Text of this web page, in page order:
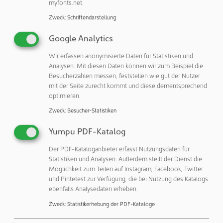
Industriepartnern
über 12.000 Prozessstarts verzeichnen. »Die entwickelten
Chemiepakete und Produkte können unmittelbar in den
industriellen Prozessen unserer Kunden angewendet
werden«, sagt Dr. Benjamin Lilienthal-Uhlig, Leiter des
Geschäftsfeldes Next Generation Computing am
Fraunhofer IPMS. Sie dienen beispielweise der Fertigung
von Verdrahtungsstrukturen in miniaturisierten
sind die Produkte bei der Herstellung von Interposern,
Chiplets und 3D-Packages für Umverdrahtungsstrukturen
(Pillar, RDL, TSV) von Bedeutung oder bilden die
Metalllagen beim Wafer-to-Wafer-Hybridbonden.
Im Juni 2014 gründeten das Forschungsinstitut und der
Chemiekonzern die Zusammenarbeit im Rahmen der am
myfonts.net.
Zweck: Schriftendarstellung
Google Analytics
Wir erfassen anonymisierte Daten für Statistiken und
Analysen. Mit diesen Daten können wir zum Beispiel die
Besucherzahlen messen, feststellen wie gut der Nutzer
mit der Seite zurecht kommt und diese dementsprechend
optimieren.
Zweck: Besucher-Statistiken
Yumpu PDF-Katalog
Der PDF-Kataloganbieter erfasst Nutzungsdaten für
Statistiken und Analysen. Außerdem stellt der Dienst die
Möglichkeit zum Teilen auf Instagram, Facebook, Twitter
und Pintetest zur Verfügung, die bei Nutzung des Katalogs
ebenfalls Analysedaten erheben.
Zweck: Statistikerhebung der PDF-Kataloge